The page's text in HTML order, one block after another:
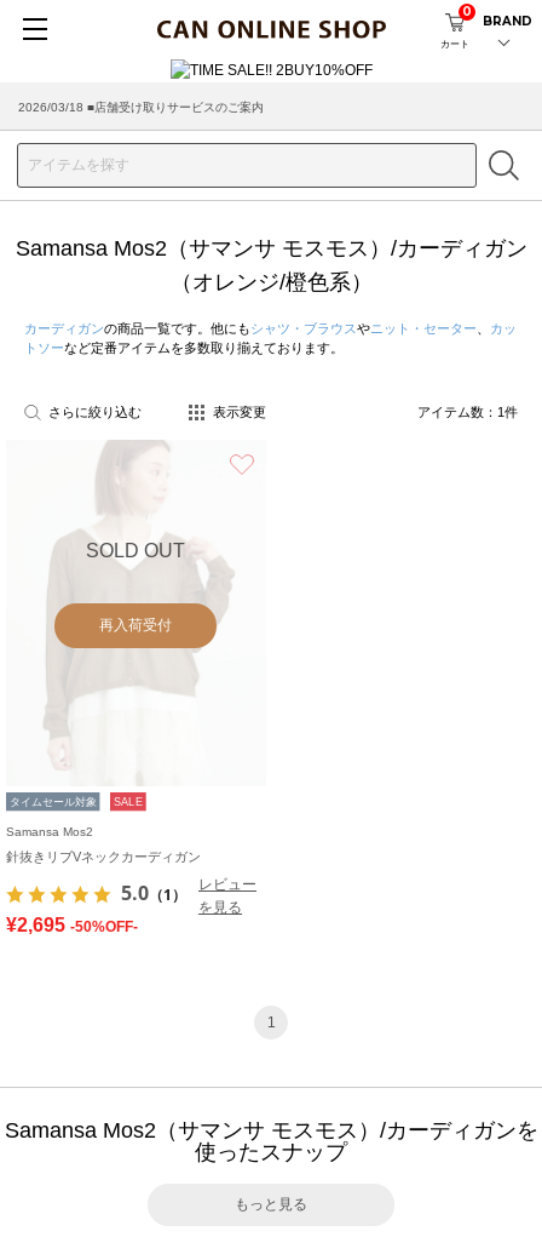
カート
0
BRAND
2026/03/18 ■店舗受け取りサービスのご案内
Samansa Mos2（サマンサ モスモス）/カーディガン
（オレンジ/橙色系）
カーディガンの商品一覧です。他にもシャツ・ブラウスやニット・セーター
カッ
トソーなど定番アイテムを多数取り揃えております。
さらに絞り込む 表示変更 アイテム数： 1件
SOLD OUT
再入荷受付
タイムセール対象 SALE
Samansa Mos2
針抜きリブVネックカーディガン
5.0 （1）
レビュー
を見る
¥2,695 -50%OFF-
1
Samansa Mos2（サマンサ モスモス）/カーディガンを
使ったスナップ
もっと見る